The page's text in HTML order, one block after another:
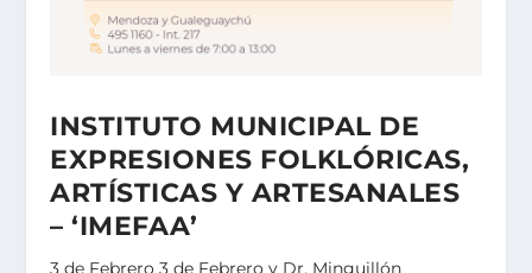
INSTITUTO MUNICIPAL DE
EXPRESIONES FOLKLÓRICAS,
ARTÍSTICAS Y ARTESANALES
– ‘IMEFAA’